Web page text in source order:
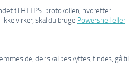
til HTTPS-protokollen, hvorefter
virker, skal du bruge Powershell eller
der skal beskyttes, findes, gå til